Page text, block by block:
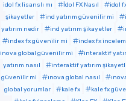
idol fx lisanslı mı
İdol FX Nasıl idol
şikayetler
ind yatırım güvenilir mi
yatırım nedir
ind yatırım şikayetler
index fx güvenilir mi
index fx
inova global güvenilir mi
interaktif
yatırım nasıl
interaktif yatırım
güvenilir mi
ınova global nasıl
global yorumlar
kale fx kale fx